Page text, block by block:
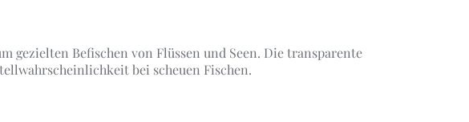
gezielten Befischen von Flüssen und Seen. Die transparente
bei scheuen Fischen.